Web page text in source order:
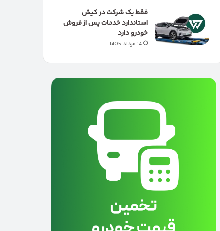
فقط یک شرکت در کیش
استاندارد خدمات پس از فروش
خودرو دارد
14 مرداد 1405